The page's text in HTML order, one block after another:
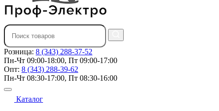
Розница: 8 (343) 288-37-52
Пн-Чт 09:00-18:00, Пт 09:00-17:00
Опт: 8 (343) 288-39-62
Пн-Чт 08:30-17:00, Пт 08:30-16:00
Каталог